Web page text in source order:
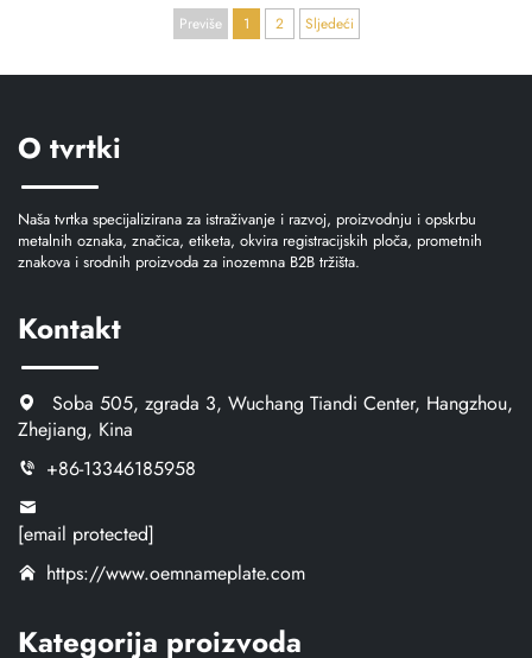
Previše 1 2 Sljedeći
O tvrtki
Naša tvrtka specijalizirana za istraživanje i razvoj, proizvodnju i opskrbu
metalnih oznaka, značica, etiketa, okvira registracijskih ploča, prometnih
znakova i srodnih proizvoda za inozemna B2B tržišta.
Kontakt
Soba 505, zgrada 3, Wuchang Tiandi Center, Hangzhou,
Zhejiang, Kina
+86-13346185958
[email protected]
https://www.oemnameplate.com
Kategorija proizvoda